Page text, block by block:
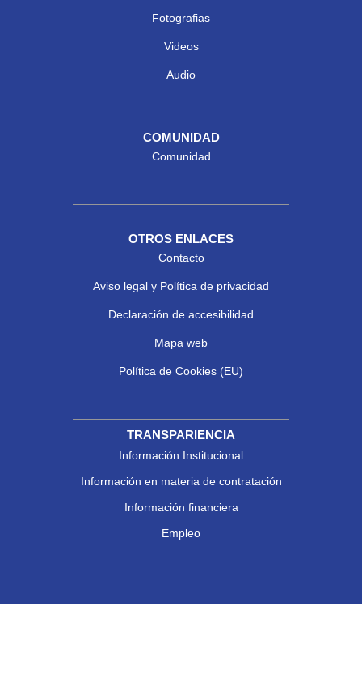
Fotografias
Videos
Audio
COMUNIDAD
Comunidad
OTROS ENLACES
Contacto
Aviso legal y Política de privacidad
Declaración de accesibilidad
Mapa web
Política de Cookies (EU)
TRANSPARIENCIA
Información Institucional
Información en materia de contratación
Información financiera
Empleo